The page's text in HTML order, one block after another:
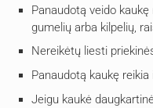
Panaudotą veido
gumelių arba kilpelių,
Nereikėtų liesti
Panaudotą kaukę
Jeigu kaukė